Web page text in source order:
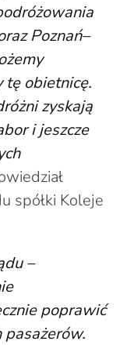
Poznań–
tę obietnicę.
zyskają
i jeszcze
spółki Koleje
–
poprawić